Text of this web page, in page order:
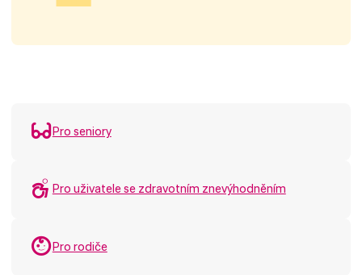
Pro seniory
Pro uživatele se zdravotním znevýhodněním
Pro rodiče